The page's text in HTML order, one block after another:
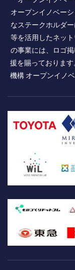
オープンイノベー
なステークホルダ
等を活用したネッ
の事業には、ロゴ
援を賜っておりま
機構 オープンイノ